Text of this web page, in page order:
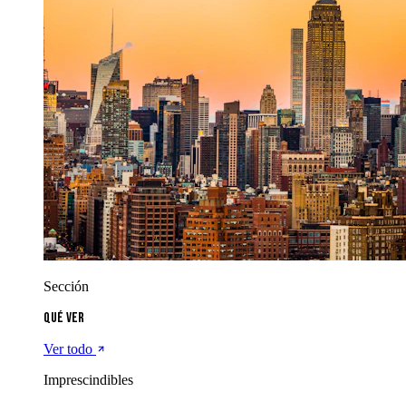
Sección
Qué ver
Ver todo
Imprescindibles